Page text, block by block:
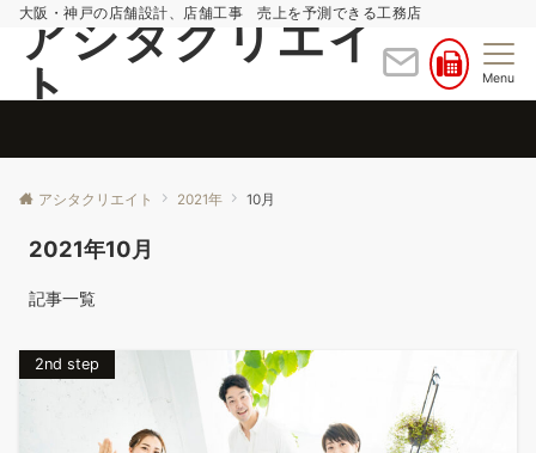
大阪・神戸の店舗設計、店舗工事 売上を予測できる工務店
アシタクリエイ
ト
Menu
アシタクリエイト 2021年 10月
2021年10月
記事一覧
2nd step